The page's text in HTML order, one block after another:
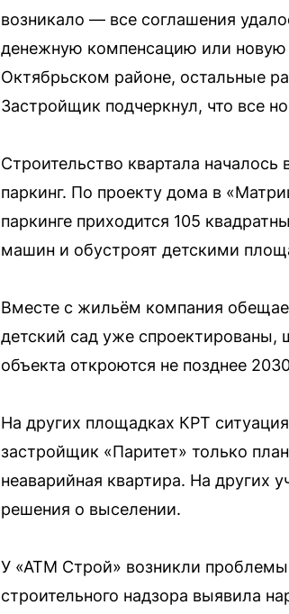
возникало — все соглашения
денежную компенсацию или
Октябрьском районе, остальные
Застройщик подчеркнул, что все
Строительство квартала
паркинг. По проекту дома в
паркинге приходится 105
машин и обустроят детскими
Вместе с жильём компания
детский сад уже спроектированы,
объекта откроются не позднее
На других площадках КРТ
застройщик «Паритет» только
неаварийная квартира. На других
решения о выселении.
У «АТМ Строй» возникли проблемы
строительного надзора выявила